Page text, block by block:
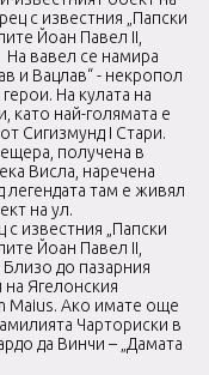
с известния „Папски
Йоан Павел II,
вавел се намира
и Вацлав“ - некропол
На кулата на
като най-голямата е
Сигизмунд I Стари.
получена в
Висла, наречена
легендата там е живял
на ул.
известния „Папски
Йоан Павел II,
до пазарния
на Ягелонския
Maius. Ако имате още
Чарториски в
да Винчи – „Дамата